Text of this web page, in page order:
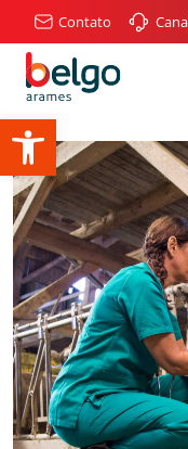
Abrir a barra de
Contato